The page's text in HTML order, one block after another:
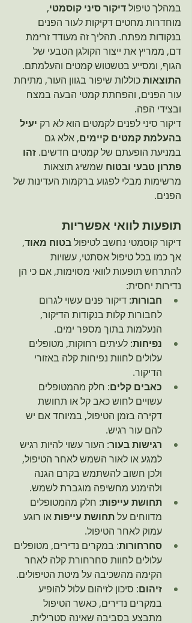
במהלך טיפול דיקור סיני קוסמטי,
מוחדרות מחטים דקיקות לעור הפנים
בנקודות מפתח. תהליך זה מעודד זרימת
דם, ממריץ את ייצור הקולגן הטבעי של
הגוף, ומסייע בטשטוש קמטים והעלמתם.
התוצאות כוללות שיפור בגוון העור, מתיחת
עור הפנים, והפחתת קמטי הבעה במצח
ובצידי הפה.
דיקור סיני לפנים לקמטים הוא לא רק יעיל
בהעלמת קמטים קיימים, אלא גם
במניעת הופעתם של קמטים חדשים. זהו
פתרון טבעי ובטוח שמשיג תוצאות
מרשימות מבלי לפגוע ברקמות העדינות של
הפנים.
תופעות לוואי אפשריות
דיקור קוסמטי נחשב לטיפול בטוח מאוד,
אך כמו בכל טיפול אסתטי, עשויות
להתרחש תופעות לוואי מסוימות, אם כי הן
נדירות יחסית:
חבורות: דיקור פנים עשוי לגרום
לחבורות קלות בנקודות הדיקור,
הנעלמות בתוך מספר ימים.
נפיחות: לעיתים רחוקות, מטופלים
עלולים לחוות נפיחות קלה באזורי
הדיקור.
כאבים קלים: חלק מהמטופלים
עשויים לחוש כאב קל או תחושת
דקירה בזמן הטיפול, במיוחד אם יש
להם עור רגיש.
רגישות בעור: העור עשוי להיות רגיש
למגע או לאור השמש לאחר הטיפול,
ולכן חשוב להשתמש בקרם הגנה
ולהימנע מחשיפה מוגברת לשמש.
תחושת עייפות: חלק מהמטופלים
מדווחים על תחושת עייפות או רוגע
עמוק לאחר הטיפול.
סחרחורות: במקרים נדירים, מטופלים
עלולים לחוות סחרחורת קלה לאחר
הקימה מהשכיבה על מיטת הטיפולים.
זיהום: סיכון לזיהום עלול להופיע
במקרים נדירים, כאשר הטיפול
מתבצע בסביבה שאינה סטרילית.